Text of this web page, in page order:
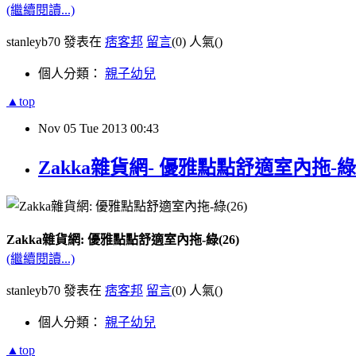
(繼續閱讀...)
stanleyb70 發表在 痞客邦 留言(0) 人氣()
個人分類： 親子幼兒
▲top
Nov 05 Tue 2013 00:43
Zakka雜貨網- 優雅點點舒適室內拖-
Zakka雜貨網: 優雅點點舒適室內拖-綠(26)
(繼續閱讀...)
stanleyb70 發表在 痞客邦 留言(0) 人氣()
個人分類： 親子幼兒
▲top